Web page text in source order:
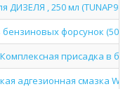
ДИЗЕЛЯ , 250 мл
форсунок
Комплексная присадка в
адгезионная смазка